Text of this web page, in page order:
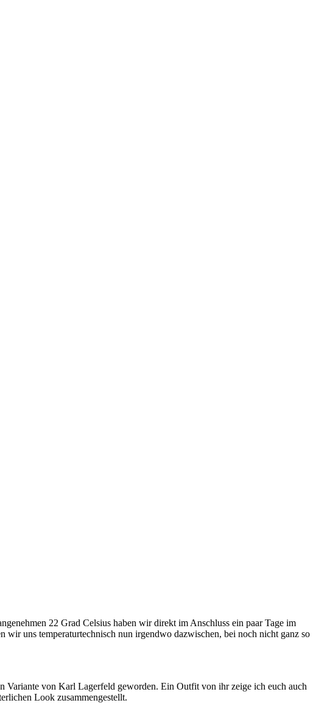
22 Grad Celsius haben wir direkt im Anschluss ein paar Tage im
uns temperaturtechnisch nun irgendwo dazwischen, bei noch nicht ganz so
Variante von Karl Lagerfeld geworden. Ein Outfit von ihr zeige ich euch auch
Look zusammengestellt.